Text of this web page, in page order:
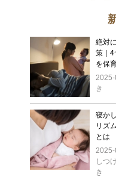
絶対
策｜4
を保
き
寝か
リズ
とは
しつけ
き